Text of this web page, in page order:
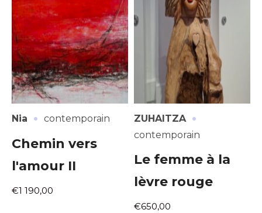
Nia · contemporain
Chemin vers
l'amour II
€1 190,00
ZUHAITZA ·
contemporain
Le femme à la
lèvre rouge
€650,00